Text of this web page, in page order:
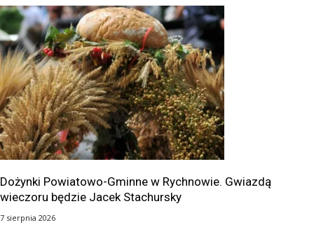
Dożynki Powiatowo-Gminne w Rychnowie. Gwiazdą
wieczoru będzie Jacek Stachursky
7 sierpnia 2026